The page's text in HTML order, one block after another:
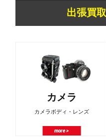
出張買取
カメラ
カメラボディ・レンズ
more >